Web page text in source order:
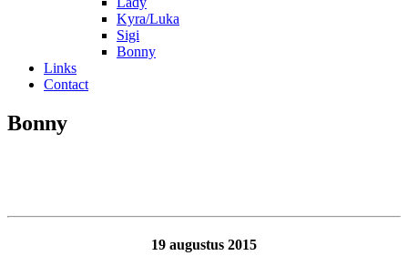
Kyra/Luka
Sigi
Bonny
Links
Contact
Bonny
19 augustus 2015